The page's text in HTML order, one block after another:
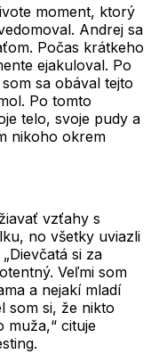
moment, ktorý
Andrej sa
Počas krátkeho
ejakuloval. Po
som sa obával tejto
Po tomto
telo, svoje pudy a
nikoho okrem
vzťahy s
no všetky uviazli
„Dievčatá si za
Veľmi som
a nejakí mladí
som si, že nikto
muža,“ cituje
.